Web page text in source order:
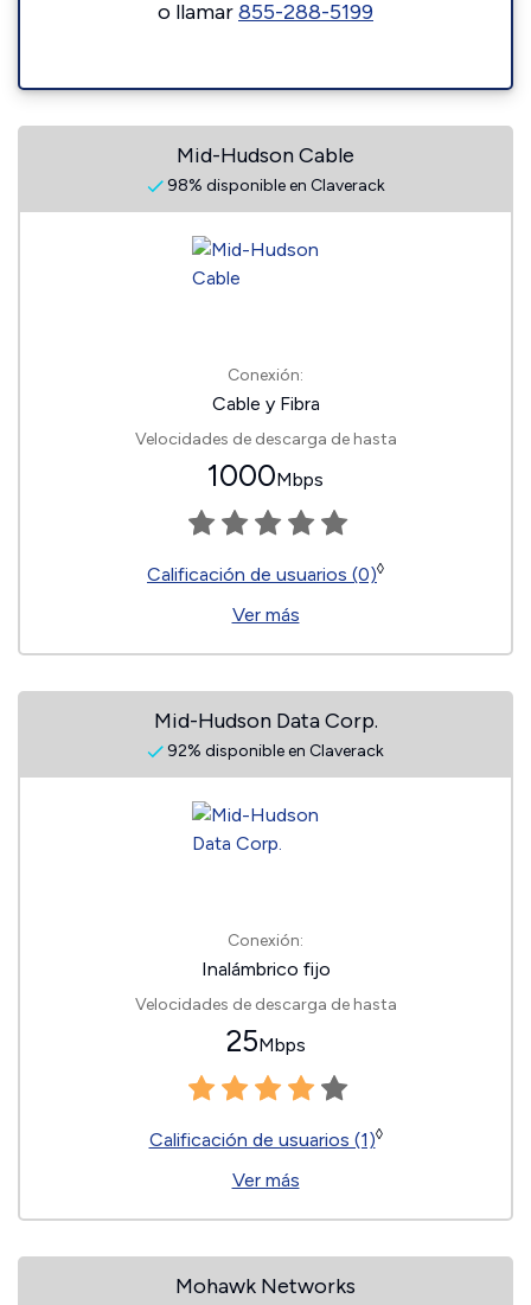
o llamar855-288-5199
Mid-Hudson Cable
98% disponible en Claverack
Conexión:
Cable y Fibra
Velocidades de descarga de hasta
1000Mbps
Calificación de usuarios (0)◊
Ver más
Mid-Hudson Data Corp.
92% disponible en Claverack
Conexión:
Inalámbrico fijo
Velocidades de descarga de hasta
25Mbps
Calificación de usuarios (1)◊
Ver más
Mohawk Networks